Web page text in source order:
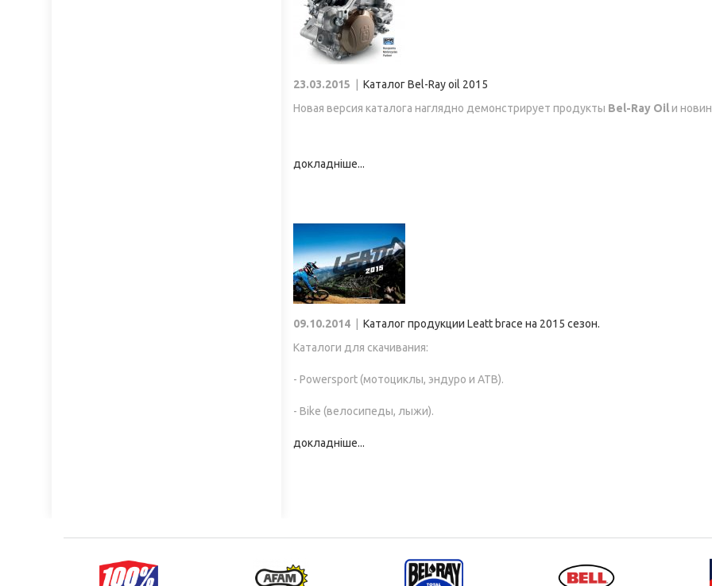
23.03.2015
Каталог Bel-Ray oil 2015
Новая версия каталога наглядно демонстрирует продукты Bel-Ray Oilи
докладніше...
09.10.2014| Каталог продукции Leatt brace на 2015 сезон.
Каталоги для скачивания:
- Powersport (мотоциклы, эндуро и АТВ).
- Bike (велосипеды, лыжи).
докладніше...